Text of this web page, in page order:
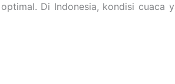
Di Indonesia, kondisi cuaca